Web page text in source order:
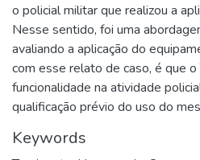
o policial militar que realizou a
Nesse sentido, foi uma
avaliando a aplicação do
com esse relato de caso, é que
funcionalidade na atividade
qualificação prévio do uso do
Keywords